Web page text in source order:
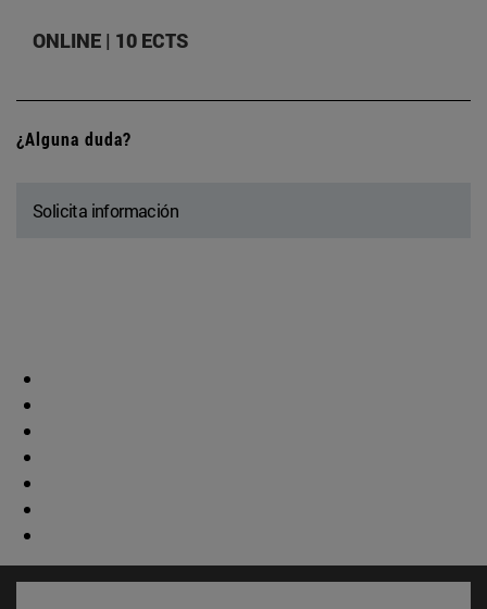
ONLINE | 10 ECTS
¿Alguna duda?
Solicita información